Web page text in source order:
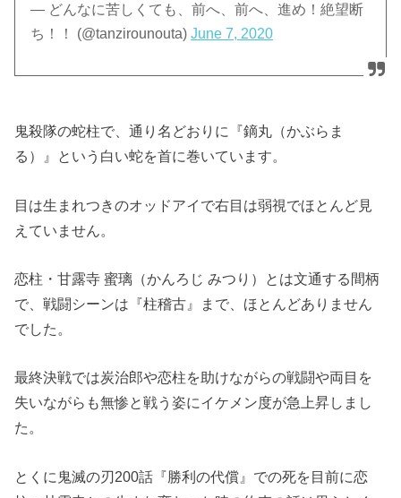
— どんなに苦しくても、前へ、前へ、進め！絶望断
ち！！ (@tanzirounouta)June 7, 2020
鬼殺隊の蛇柱で、通り名どおりに『鏑丸（かぶらま
る）』という白い蛇を首に巻いています。
目は生まれつきのオッドアイで右目は弱視でほとんど見
えていません。
恋柱・甘露寺 蜜璃（かんろじ みつり）とは文通する間柄
で、戦闘シーンは『柱稽古』まで、ほとんどありません
でした。
最終決戦では炭治郎や恋柱を助けながらの戦闘や両目を
失いながらも無惨と戦う姿にイケメン度が急上昇しまし
た。
とくに鬼滅の刃200話『勝利の代償』での死を目前に恋